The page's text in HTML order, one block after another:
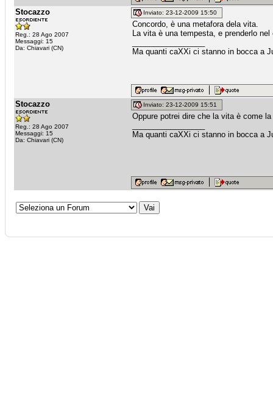
Stocazzo
Reg.: 28 Ago 2007
Messaggi: 15
Da: Chiavari (CN)
Inviato: 23-12-2009 15:50
Concordo, è una metafora dela vita.
La vita è una tempesta, e prenderlo
Ma quanti caXXi ci stanno in bocca a
Stocazzo
Reg.: 28 Ago 2007
Messaggi: 15
Da: Chiavari (CN)
Inviato: 23-12-2009 15:51
Oppure potrei dire che la vita è come
Ma quanti caXXi ci stanno in bocca a